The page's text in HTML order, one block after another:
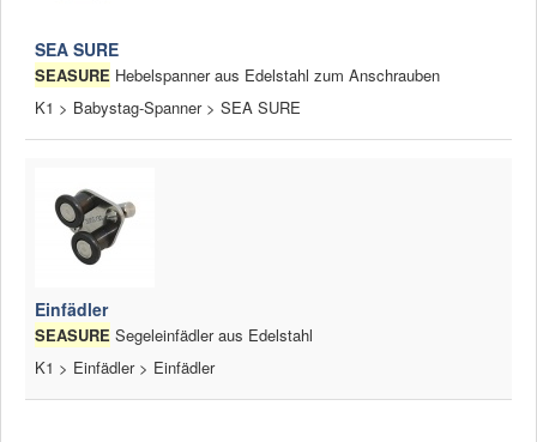
SEA SURE
SEASURE Hebelspanner aus Edelstahl zum Anschrauben
K1 > Babystag-Spanner > SEA SURE
Einfädler
SEASURE Segeleinfädler aus Edelstahl
K1 > Einfädler > Einfädler